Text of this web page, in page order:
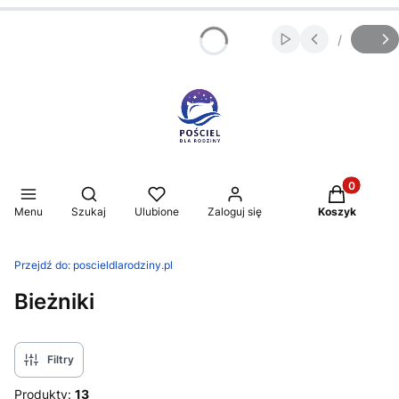
Włącz Slajd
/
z
Menu
Otwórz wyszukiwarkę
Szukaj Ulubione Zaloguj się
Produkty
Koszyk
Przejdź do: poscieldlarodziny.pl
Bieżniki
Filtry
Produkty: 13